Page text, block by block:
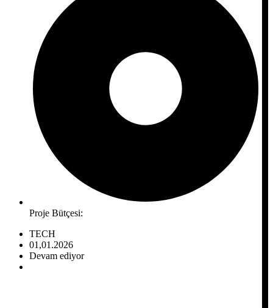
Proje Bütçesi:
TECH
01,01.2026
Devam ediyor